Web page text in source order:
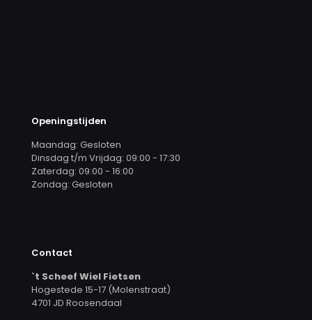
Openingstijden
Maandag: Gesloten
Dinsdag t/m Vrijdag: 09:00 - 17:30
Zaterdag: 09:00 - 16:00
Zondag: Gesloten
Contact
`t Scheef Wiel Fietsen
Hogestede 15-17 (Molenstraat)
4701 JD Roosendaal